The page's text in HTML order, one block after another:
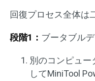
回復プロセス全体は
段階1： ブータブル
別のコンピュー
してMiniTool